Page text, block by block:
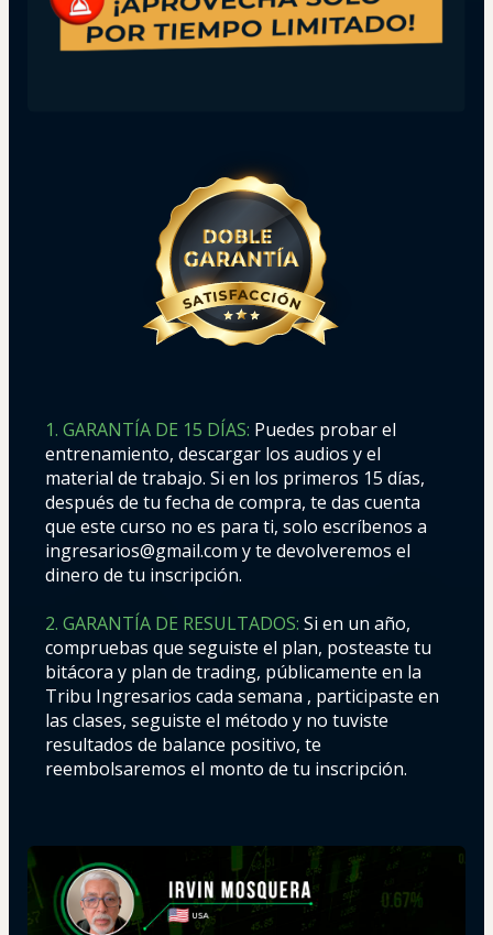
1. GARANTÍA DE 15 DÍAS: Puedes probar el
entrenamiento, descargar los audios y el
material de trabajo. Si en los primeros 15 días,
después de tu fecha de compra, te das cuenta
que este curso no es para ti, solo escríbenos a
ingresarios@gmail.com y te devolveremos el
dinero de tu inscripción.
2. GARANTÍA DE RESULTADOS: Si en un año,
compruebas que seguiste el plan, posteaste tu
bitácora y plan de trading, públicamente en la
Tribu Ingresarios cada semana , participaste en
las clases, seguiste el método y no tuviste
resultados de balance positivo, te
reembolsaremos el monto de tu inscripción.